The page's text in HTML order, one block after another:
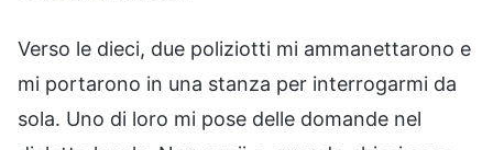
Verso le dieci, due poliziotti mi ammanettarono e
mi portarono in una stanza per interrogarmi da
sola. Uno di loro mi pose delle domande nel